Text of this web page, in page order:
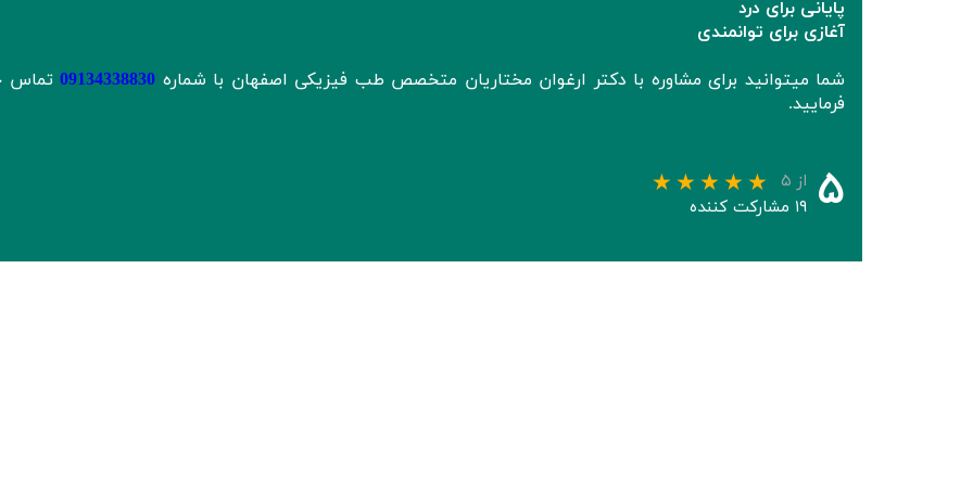
پایانی برای درد
آغازی برای توانمندی
شما میتوانید برای مشاوره با دکتر ارغوان مختاریان متخصص طب فیزیکی اصفهان با شماره 09134338830 تماس
فرمایید.
۵ از ۵
۱۹ مشارکت کننده